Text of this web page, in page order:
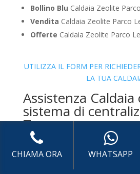
Bollino Blu Caldaia Zeolite
Vendita Caldaia Zeolite Parco
Offerte Caldaia Zeolite Parco
UTILIZZA IL FORM PER
LA TUA
Assistenza Caldaia
sistema di
Tata
CHIAMA ORA WHATSAPP